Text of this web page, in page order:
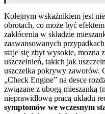
Kolejnym wskaźnikiem jest
obrotach, co może być
zakłócenia w składzie
zaawansowanych
staje się zbyt wysokie, można
uszczelnień, takich jak
uszczelka pokrywy zaworów.
„Check Engine” na desce
związane z ubogą mieszanką
nieprawidłową pracą układu
symptomów we wczesnym